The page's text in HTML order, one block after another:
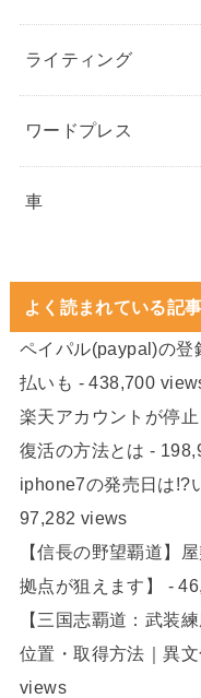
ライティング
ワードプレス
車
よく読まれている記事
ペイパル(paypal)の登
払いも - 438,700
楽天アカウントが停
復活の方法とは -
iphone7の発売日は!?
97,282 views
【信長の野望覇道】
拠点が狙えます】
-
【三国志覇道：武装
位置・取得方法｜異
views